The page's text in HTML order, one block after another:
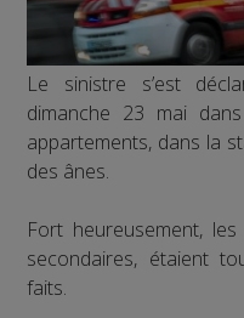
Le sinistre s’est
dimanche 23 mai
appartements, dans la
des ânes.
Fort heureusement,
secondaires, étaient
faits.